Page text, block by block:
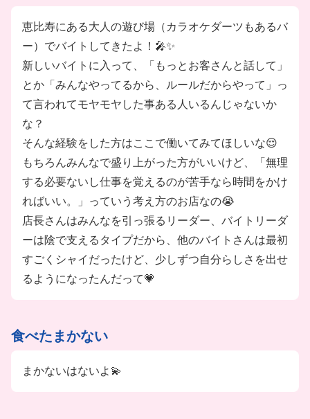
恵比寿にある大人の遊び場（カラオケダーツもあるバ
ー）でバイトしてきたよ！🎤✨
新しいバイトに入って、「もっとお客さんと話して」
とか「みんなやってるから、ルールだからやって」っ
て言われてモヤモヤした事ある人いるんじゃないか
な？
そんな経験をした方はここで働いてみてほしいな😌
もちろんみんなで盛り上がった方がいいけど、「無理
する必要ないし仕事を覚えるのが苦手なら時間をかけ
ればいい。」っていう考え方のお店なの😭
店長さんはみんなを引っ張るリーダー、バイトリーダ
ーは陰で支えるタイプだから、他のバイトさんは最初
すごくシャイだったけど、少しずつ自分らしさを出せ
るようになったんだって💗
食べたまかない
まかないはないよ💫